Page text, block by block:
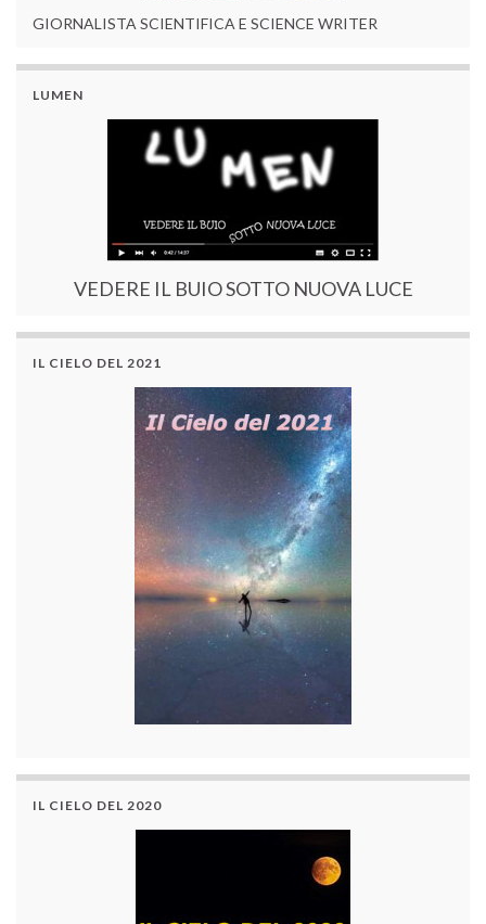
GIORNALISTA SCIENTIFICA E SCIENCE WRITER
LUMEN
VEDERE IL BUIO SOTTO NUOVA LUCE
IL CIELO DEL 2021
IL CIELO DEL 2020